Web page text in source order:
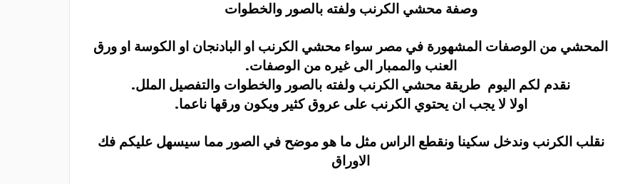
وصفة محشي الكرنب ولفته بالصور والخطوات
المحشي من الوصفات المشهورة في مصر سواء محشي الكرنب او البادنجان او الكوسة او ورق
العنب والممبار الى غيره من الوصفات.
نقدم لكم اليوم طريقة محشي الكرنب ولفته بالصور والخطوات والتفصيل الملل.
اولا لا يجب ان يحتوي الكرنب على عروق كثير ويكون ورقها ناعما.
نقلب الكرنب وندخل سكينا ونقطع الراس مثل ما هو موضح في الصور مما سيسهل عليكم فك
الاوراق